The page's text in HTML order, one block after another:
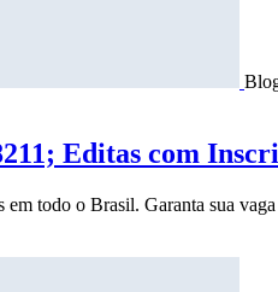
Editas com
todo o Brasil. Garanta sua